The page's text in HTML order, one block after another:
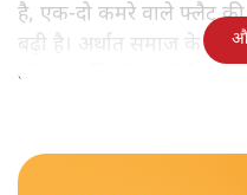
है, एक-दो कमरे वाले फ्लैट की
बढ़ी है। अर्थात समाज के एक
की क्रयशक्ति गिर रही है।